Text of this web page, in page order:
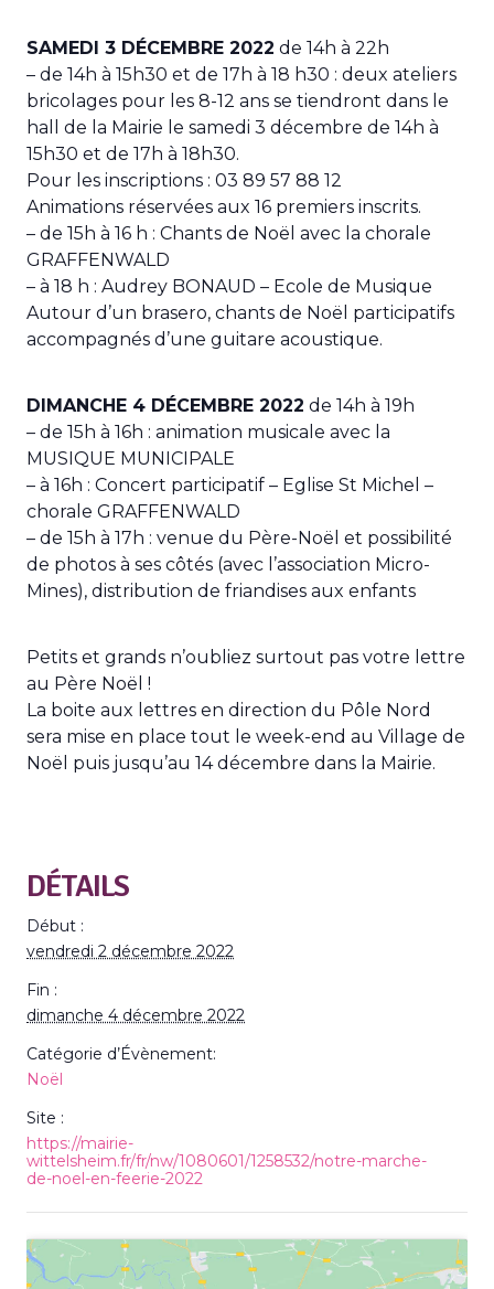
SAMEDI 3 DÉCEMBRE 2022 de 14h à 22h
– de 14h à 15h30 et de 17h à 18 h30 : deux ateliers
bricolages pour les 8-12 ans se tiendront dans le
hall de la Mairie le samedi 3 décembre de 14h à
15h30 et de 17h à 18h30.
Pour les inscriptions : 03 89 57 88 12
Animations réservées aux 16 premiers inscrits.
– de 15h à 16 h : Chants de Noël avec la chorale
GRAFFENWALD
– à 18 h : Audrey BONAUD – Ecole de Musique
Autour d’un brasero, chants de Noël participatifs
accompagnés d’une guitare acoustique.
DIMANCHE 4 DÉCEMBRE 2022 de 14h à 19h
– de 15h à 16h : animation musicale avec la
MUSIQUE MUNICIPALE
– à 16h : Concert participatif – Eglise St Michel –
chorale GRAFFENWALD
– de 15h à 17h : venue du Père-Noël et possibilité
de photos à ses côtés (avec l’association Micro-
Mines), distribution de friandises aux enfants
Petits et grands n’oubliez surtout pas votre lettre
au Père Noël !
La boite aux lettres en direction du Pôle Nord
sera mise en place tout le week-end au Village de
Noël puis jusqu’au 14 décembre dans la Mairie.
DÉTAILS
Début :
vendredi 2 décembre 2022
Fin :
dimanche 4 décembre 2022
Catégorie d’Évènement:
Noël
Site :
https://mairie-
wittelsheim.fr/fr/nw/1080601/1258532/notre-marche-
de-noel-en-feerie-2022